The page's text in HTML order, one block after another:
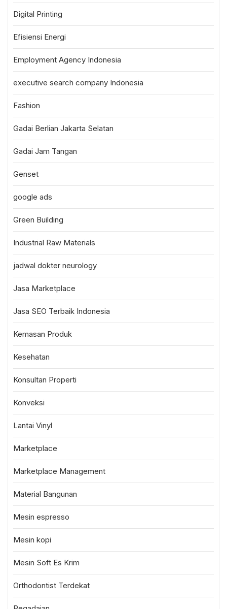
Digital Printing
Efisiensi Energi
Employment Agency Indonesia
executive search company Indonesia
Fashion
Gadai Berlian Jakarta Selatan
Gadai Jam Tangan
Genset
google ads
Green Building
Industrial Raw Materials
jadwal dokter neurology
Jasa Marketplace
Jasa SEO Terbaik Indonesia
Kemasan Produk
Kesehatan
Konsultan Properti
Konveksi
Lantai Vinyl
Marketplace
Marketplace Management
Material Bangunan
Mesin espresso
Mesin kopi
Mesin Soft Es Krim
Orthodontist Terdekat